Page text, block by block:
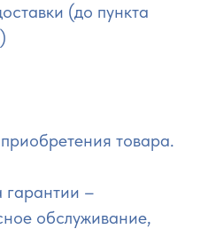
(до пункта
товара.
–
обслуживание,